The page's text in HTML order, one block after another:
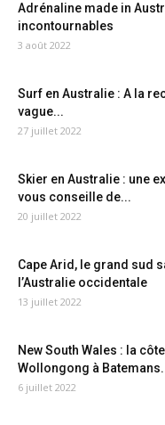
Adrénaline made in
incontournables
3 août 2022
Surf en Australie : A la
vague...
27 juillet 2022
Skier en Australie : une
vous conseille de...
20 juillet 2022
Cape Arid, le grand sud
l’Australie occidentale
13 juillet 2022
New South Wales : la
Wollongong à
6 juillet 2022